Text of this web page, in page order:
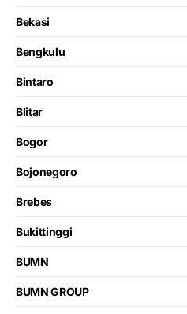
Bekasi
Bengkulu
Bintaro
Blitar
Bogor
Bojonegoro
Brebes
Bukittinggi
BUMN
BUMN GROUP